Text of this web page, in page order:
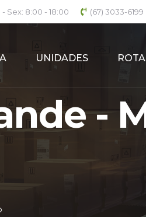
- Sex: 8:00 - 18:00 (67) 3033-6199
UNIDADES
-